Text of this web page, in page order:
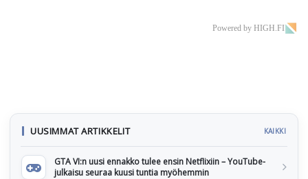
Powered by HIGH.FI
UUSIMMAT ARTIKKELIT KAIKKI
GTA VI:n uusi ennakko tulee ensin Netflixiin – YouTube-
julkaisu seuraa kuusi tuntia myöhemmin